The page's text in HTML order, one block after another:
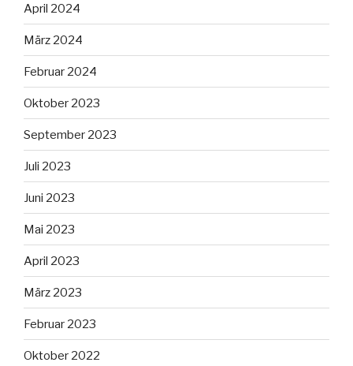
April 2024
März 2024
Februar 2024
Oktober 2023
September 2023
Juli 2023
Juni 2023
Mai 2023
April 2023
März 2023
Februar 2023
Oktober 2022